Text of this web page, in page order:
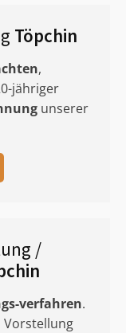
Töpchin
,
jähriger
unserer
/
verfahren.
Vorstellung